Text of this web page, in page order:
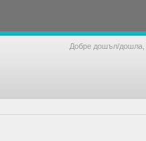
Добре дошъл/дошла,